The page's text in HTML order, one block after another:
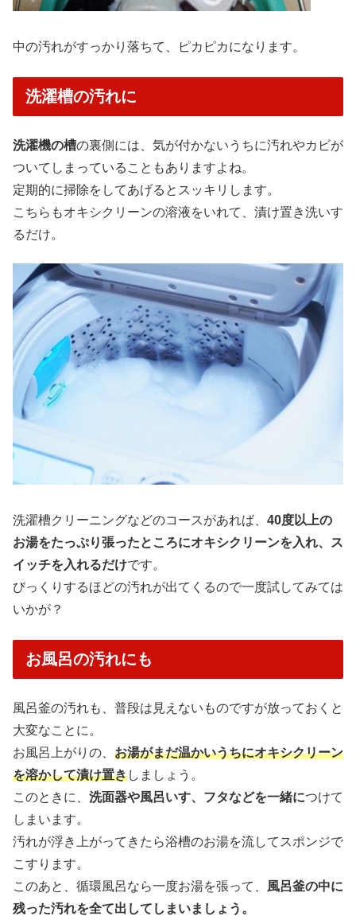
中の汚れがすっかり落ちて、ピカピカになります。
洗濯槽の汚れに
洗濯機の槽の裏側には、気が付かないうちに汚れやカビが
ついてしまっていることもありますよね。
定期的に掃除をしてあげるとスッキリします。
こちらもオキシクリーンの溶液をいれて、漬け置き洗いす
るだけ。
洗濯槽クリーニングなどのコースがあれば、 40度以上の
お湯をたっぷり張ったところにオキシクリーンを入れ、ス
イッチを入れるだけです。
びっくりするほどの汚れが出てくるので一度試してみては
いかが？
お風呂の汚れにも
風呂釜の汚れも、普段は見えないものですが放っておくと
大変なことに。
お風呂上がりの、 お湯がまだ温かいうちにオキシクリーン
を溶かして漬け置きしましょう。
このときに、 洗面器や風呂いす、フタなどを一緒につけて
しまいます。
汚れが浮き上がってきたら浴槽のお湯を流してスポンジで
こすります。
このあと、循環風呂なら一度お湯を張って、 風呂釜の中に
残った汚れを全て出してしまいましょう。